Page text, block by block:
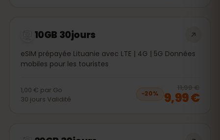
10GB 30jours
eSIM prépayée Lituanie avec LTE | 4G | 5G Données
mobiles pour les touristes
1,00 € par Go
30 jours Validité
−20%
11,99 €
9,99 €